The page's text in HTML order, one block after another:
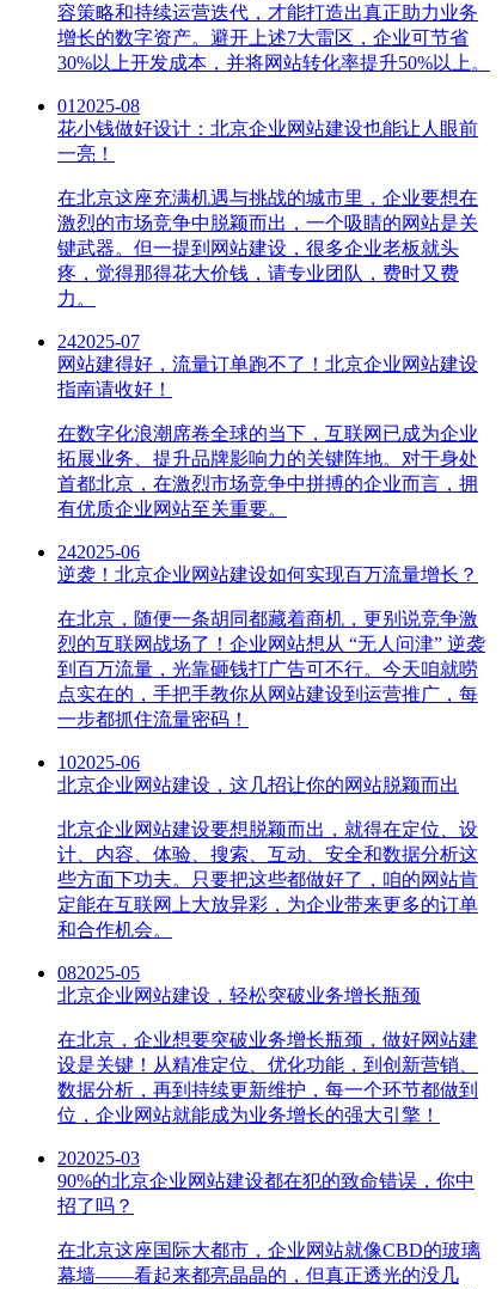
容策略和持续运营迭代，才能打造出真正助力业务
增长的数字资产。避开上述7大雷区，企业可节省
30%以上开发成本，并将网站转化率提升50%以上。
01 2025-08
花小钱做好设计：北京企业网站建设也能让人眼前
一亮！
在北京这座充满机遇与挑战的城市里，企业要想在
激烈的市场竞争中脱颖而出，一个吸睛的网站是关
键武器。但一提到网站建设，很多企业老板就头
疼，觉得那得花大价钱，请专业团队，费时又费
力。
242025-07
网站建得好，流量订单跑不了！北京企业网站建设
指南请收好！
在数字化浪潮席卷全球的当下，互联网已成为企业
拓展业务、提升品牌影响力的关键阵地。对于身处
首都北京，在激烈市场竞争中拼搏的企业而言，拥
有优质企业网站至关重要。
242025-06
逆袭！北京企业网站建设如何实现百万流量增长？
在北京，随便一条胡同都藏着商机，更别说竞争激
烈的互联网战场了！企业网站想从 “无人问津” 逆袭
到百万流量，光靠砸钱打广告可不行。今天咱就唠
点实在的，手把手教你从网站建设到运营推广，每
一步都抓住流量密码！
102025-06
北京企业网站建设，这几招让你的网站脱颖而出
北京企业网站建设要想脱颖而出，就得在定位、设
计、内容、体验、搜索、互动、安全和数据分析这
些方面下功夫。只要把这些都做好了，咱的网站肯
定能在互联网上大放异彩，为企业带来更多的订单
和合作机会。
082025-05
北京企业网站建设，轻松突破业务增长瓶颈
在北京，企业想要突破业务增长瓶颈，做好网站建
设是关键！从精准定位、优化功能，到创新营销、
数据分析，再到持续更新维护，每一个环节都做到
位，企业网站就能成为业务增长的强大引擎！
202025-03
90%的北京企业网站建设都在犯的致命错误，你中
招了吗？
在北京这座国际大都市，企业网站就像CBD的玻璃
幕墙——看起来都亮晶晶的，但真正透光的没几